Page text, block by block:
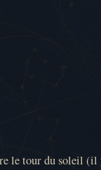
le tour du soleil (il